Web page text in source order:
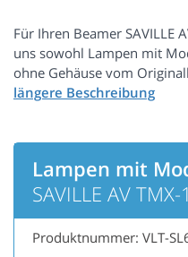
Für Ihren Beamer SAVILLE
uns sowohl Lampen mit
ohne Gehäuse vom
Lampen mit
SAVILLE AV
Produktnummer: VLT-